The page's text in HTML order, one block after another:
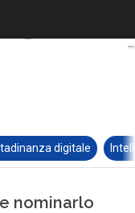
digitale
nominarlo